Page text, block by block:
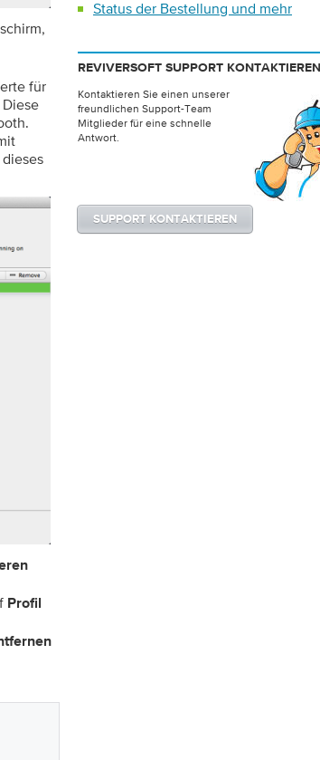
für
Profil
Status der Bestellung und mehr
REVIVERSOFT SUPPORT KONTAKTIEREN
Kontaktieren Sie einen unserer
freundlichen Support-Team
Mitglieder für eine schnelle
Antwort.
SUPPORT KONTAKTIEREN